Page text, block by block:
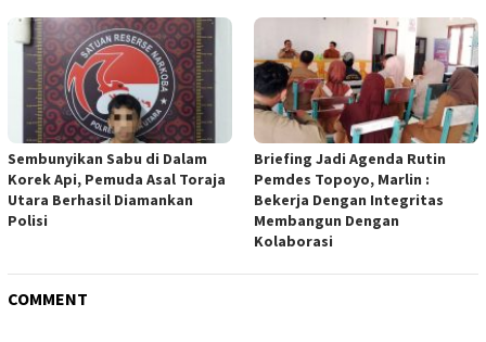
Sembunyikan Sabu di Dalam
Korek Api, Pemuda Asal Toraja
Utara Berhasil Diamankan
Polisi
Briefing Jadi Agenda Rutin
Pemdes Topoyo, Marlin :
Bekerja Dengan Integritas
Membangun Dengan
Kolaborasi
COMMENT